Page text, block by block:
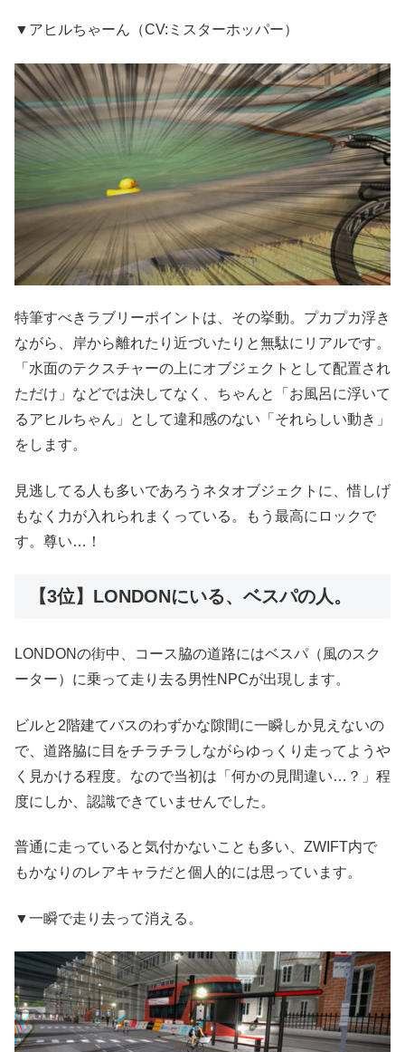
▼アヒルちゃーん（CV:ミスターホッパー）
特筆すべきラブリーポイントは、その挙動。プカプカ浮き
ながら、岸から離れたり近づいたりと無駄にリアルです。
「水面のテクスチャーの上にオブジェクトとして配置され
ただけ」などでは決してなく、ちゃんと「お風呂に浮いて
るアヒルちゃん」として違和感のない「それらしい動き」
をします。
見逃してる人も多いであろうネタオブジェクトに、惜しげ
もなく力が入れられまくっている。もう最高にロックで
す。尊い…！
【3位】LONDONにいる、ベスパの人。
LONDONの街中、コース脇の道路にはベスパ（風のスク
ーター）に乗って走り去る男性NPCが出現します。
ビルと2階建てバスのわずかな隙間に一瞬しか見えないの
で、道路脇に目をチラチラしながらゆっくり走ってようや
く見かける程度。なので当初は「何かの見間違い…？」程
度にしか、認識できていませんでした。
普通に走っていると気付かないことも多い、ZWIFT内で
もかなりのレアキャラだと個人的には思っています。
▼一瞬で走り去って消える。